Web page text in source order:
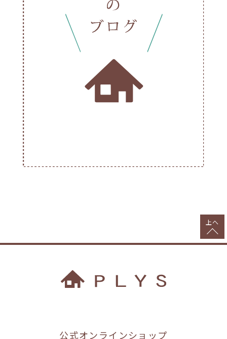
上へ
公式オンラインショップ